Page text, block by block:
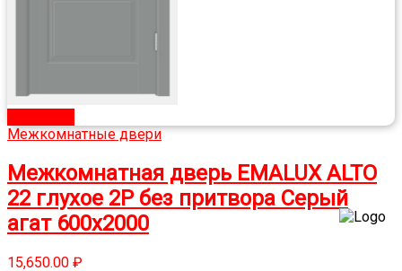
Межкомнатные двери
Межкомнатная дверь EMALUX ALTO
22 глухое 2P без притвора Серый
агат 600х2000
15,650.00 ₽